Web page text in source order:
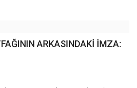
ARKASINDAKİ İMZA: